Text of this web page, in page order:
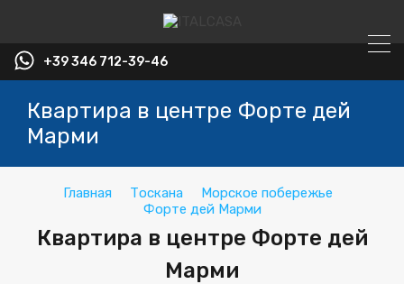
+39 346 712-39-46
Квартира в центре Форте дей
Марми
Главная Тоскана
Морское побережье
Форте дей Марми
Квартира в центре Форте дей
Марми